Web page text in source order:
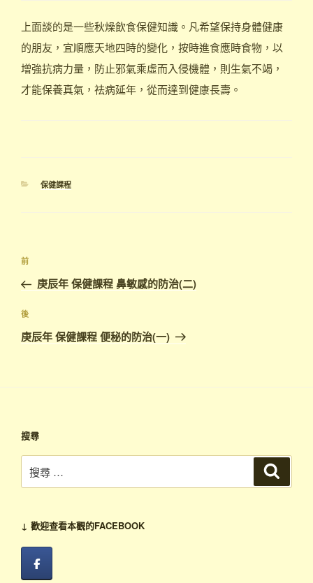
上面談的是一些秋燥飲食保健知識。凡希望保持身體健康
的朋友，宜順應天地四時的變化，按時進食應時食物，以
增強抗病力量，防止邪氣乘虛而入侵機體，則生氣不竭，
才能保養真氣，祛病延年，從而達到健康長壽。
分
保健課程
文
導
覽
上
一
篇
文
章
前
庚辰年 保健課程 鼻敏感的防治(二)
下
篇
文
後
庚辰年 保健課程 便秘的防治(一)
搜尋
尋：
↓ 歡迎查看本觀的FACEBOOK